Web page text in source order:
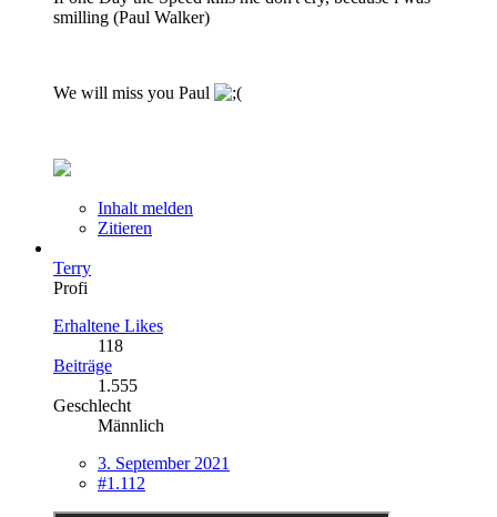
smilling (Paul Walker)
We will miss you Paul
Inhalt melden
Zitieren
Terry
Profi
Erhaltene Likes
118
Beiträge
1.555
Geschlecht
Männlich
3. September 2021
#1.112